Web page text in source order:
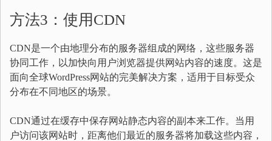
方法3：使用CDN
CDN是一个由地理分布的服务器组成的网络，这些服务器
协同工作，以加快向用户浏览器提供网站内容的速度。这是
面向全球WordPress网站的完美解决方案，适用于目标受众
分布在不同地区的场景。
CDN通过在缓存中保存网站静态内容的副本来工作。当用
户访问该网站时，距离他们最近的服务器将加载这些内容，